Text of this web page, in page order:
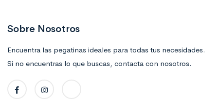
Sobre Nosotros
Encuentra las pegatinas ideales para todas tus necesidades.
Si no encuentras lo que buscas, contacta con nosotros.